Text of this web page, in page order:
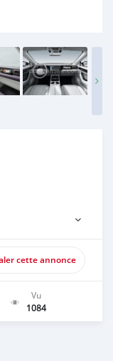
cette annonce
Vu
1084